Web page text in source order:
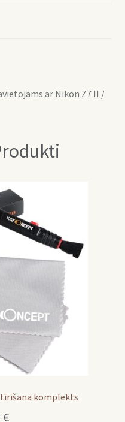
ar Nikon Z7 II /
komplekts
€